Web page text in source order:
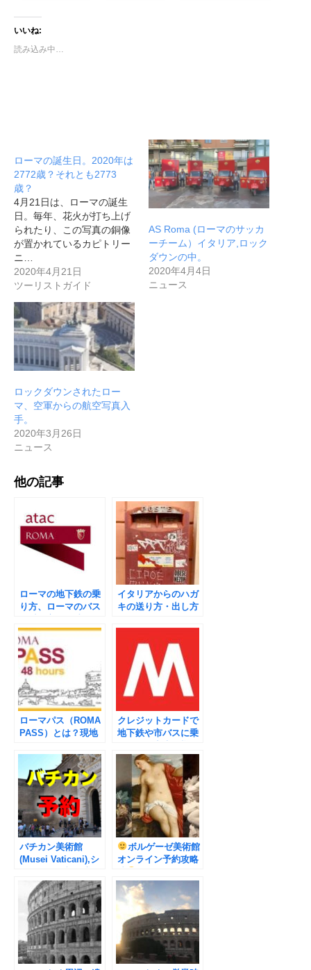
いいね:
読み込み中…
ローマの誕生日。2020年は
2772歳？それとも2773
歳？
4月21日は、ローマの誕生
日。毎年、花火が打ち上げ
られたり、この写真の銅像
が置かれているカピトリー
ニ…
2020年4月21日
ツーリストガイド
AS Roma (ローマのサッカ
ーチーム）イタリア,ロック
ダウンの中。
2020年4月4日
ニュース
ロックダウンされたロー
マ、空軍からの航空写真入
手。
2020年3月26日
ニュース
他の記事
ローマの地下鉄の乗
り方、ローマのバス
ドが分かりやすく徹
底解説！
イタリアからのハガ
キの送り方・出し方
ローマパス（ROMA
PASS）とは？現地
く徹底解説。
クレジットカードで
地下鉄や市バスに乗
なりました
バチカン美術館
(Musei Vaticani),シ
予約方法・ネット予
約の仕方を現地ガイ
ドが分かりやすく徹
底解説
ボルゲーゼ美術館
オンライン予約攻略